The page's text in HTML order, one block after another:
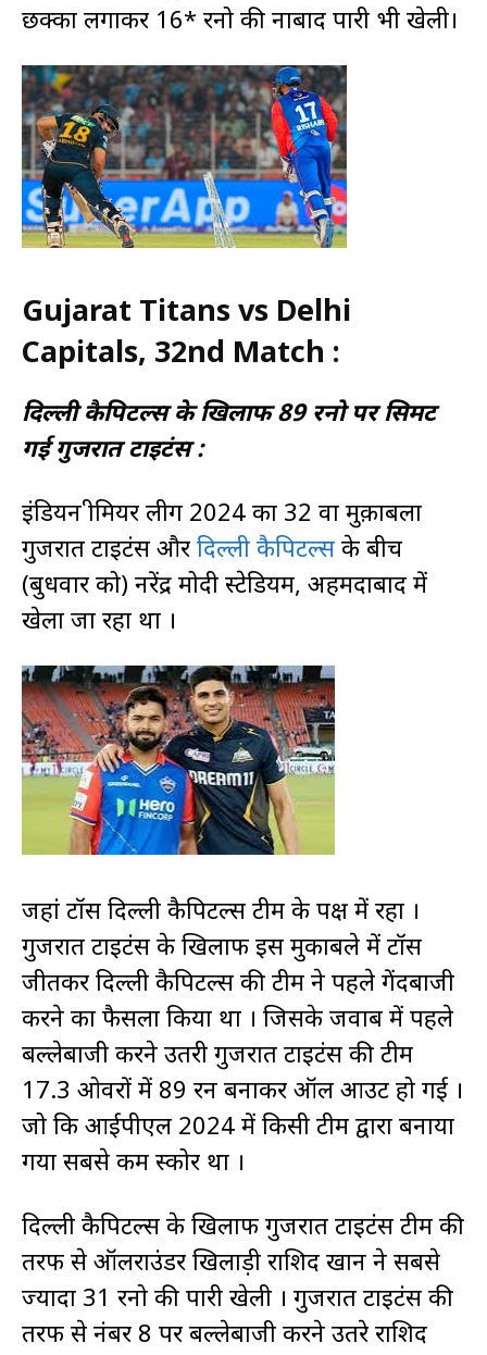
छक्का लगाकर 16* रनो की नाबाद पारी भी खेली।
Gujarat Titans vs Delhi
Capitals, 32nd Match :
दिल्ली कैपिटल्स के खिलाफ 89 रनो पर सिमट
गई गुजरात टाइटंस :
इंडियन प्रीमियर लीग 2024 का 32 वा मुक़ाबला
गुजरात टाइटंस और दिल्ली कैपिटल्स के बीच
(बुधवार को) नरेंद्र मोदी स्टेडियम, अहमदाबाद में
खेला जा रहा था ।
जहां टॉस दिल्ली कैपिटल्स टीम के पक्ष में रहा ।
गुजरात टाइटंस के खिलाफ इस मुकाबले में टॉस
जीतकर दिल्ली कैपिटल्स की टीम ने पहले गेंदबाजी
करने का फैसला किया था । जिसके जवाब में पहले
बल्लेबाजी करने उतरी गुजरात टाइटंस की टीम
17.3 ओवरों में 89 रन बनाकर ऑल आउट हो गई ।
जो कि आईपीएल 2024 में किसी टीम द्वारा बनाया
गया सबसे कम स्कोर था ।
दिल्ली कैपिटल्स के खिलाफ गुजरात टाइटंस टीम की
तरफ से ऑलराउंडर खिलाड़ी राशिद खान ने सबसे
ज्यादा 31 रनो की पारी खेली । गुजरात टाइटंस की
तरफ से नंबर 8 पर बल्लेबाजी करने उतरे राशिद